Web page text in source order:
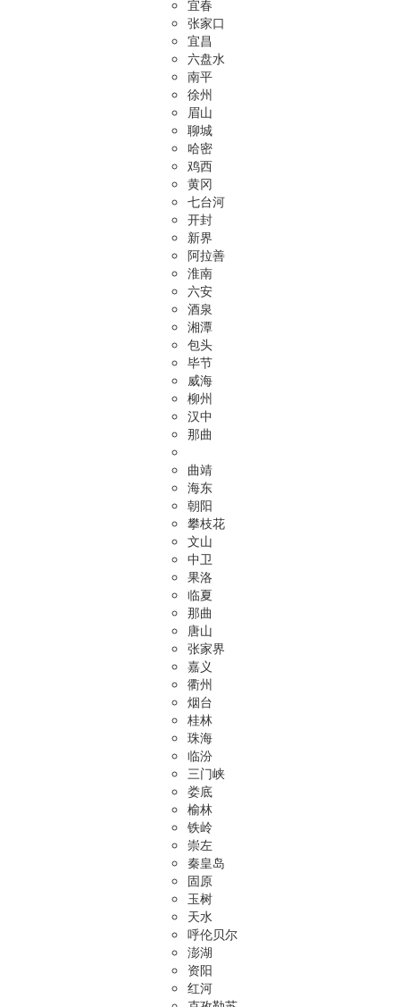
宜春
张家口
宜昌
六盘水
南平
徐州
眉山
聊城
哈密
鸡西
黄冈
七台河
开封
新界
阿拉善
淮南
六安
酒泉
湘潭
包头
毕节
威海
柳州
汉中
那曲
曲靖
海东
朝阳
攀枝花
文山
中卫
果洛
临夏
那曲
唐山
张家界
嘉义
衢州
烟台
桂林
珠海
临汾
三门峡
娄底
榆林
铁岭
崇左
秦皇岛
固原
玉树
天水
呼伦贝尔
澎湖
资阳
红河